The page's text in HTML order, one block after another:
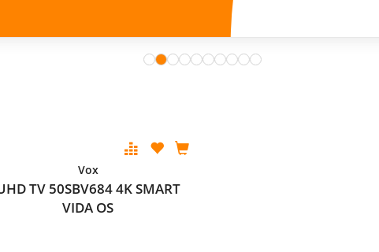
Vox
TV 50SBV684 4K SMART
VIDA OS